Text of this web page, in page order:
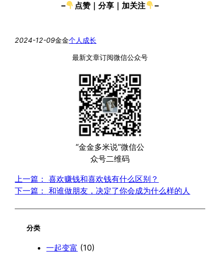
–
点赞｜分享｜加关注 –
2024-12-09金金个人成长
最新文章订阅微信公众号
“金金多米说”微信公
众号二维码
上一篇：
喜欢赚钱和喜欢钱有什么区别？
下一篇：
和谁做朋友，决定了你会成为什么样的人
分类
一起变富 (10)